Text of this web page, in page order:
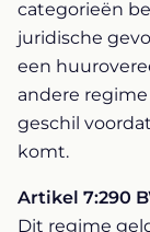
categorieën
juridische
een
andere
geschil
komt.
Artikel 7:290
Dit regime